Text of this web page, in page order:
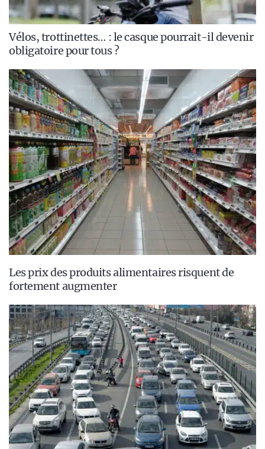
Vélos, trottinettes… : le casque pourrait-il devenir
obligatoire pour tous ?
Les prix des produits alimentaires risquent de
fortement augmenter